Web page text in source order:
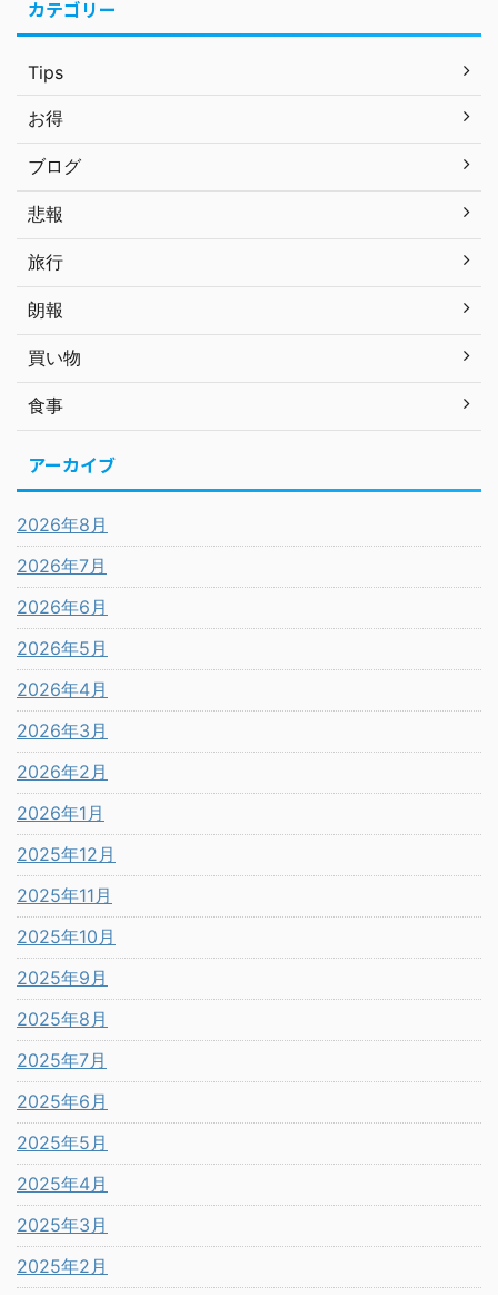
カテゴリー
Tips
お得
ブログ
悲報
旅行
朗報
買い物
食事
アーカイブ
2026年8月
2026年7月
2026年6月
2026年5月
2026年4月
2026年3月
2026年2月
2026年1月
2025年12月
2025年11月
2025年10月
2025年9月
2025年8月
2025年7月
2025年6月
2025年5月
2025年4月
2025年3月
2025年2月